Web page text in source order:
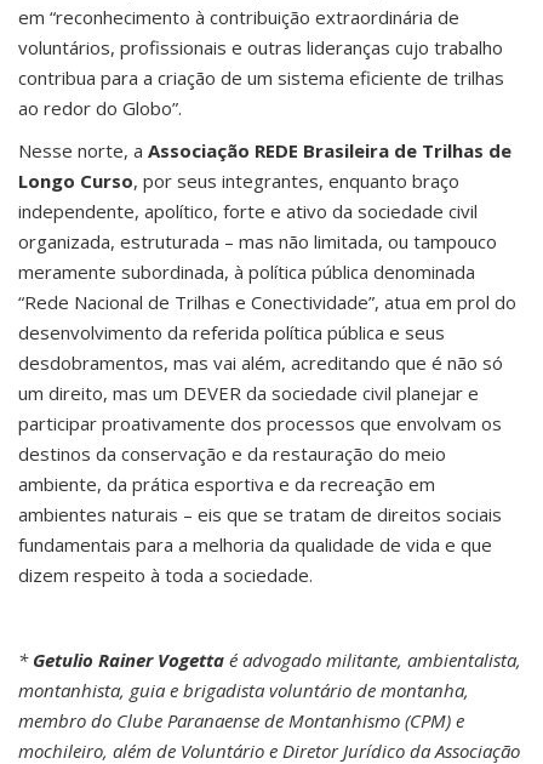
em “reconhecimento à contribuição extraordinária de
voluntários, profissionais e outras lideranças cujo trabalho
contribua para a criação de um sistema eficiente de trilhas
ao redor do Globo”.
Nesse norte, a Associação REDE Brasileira de Trilhas de
Longo Curso, por seus integrantes, enquanto braço
independente, apolítico, forte e ativo da sociedade civil
organizada, estruturada – mas não limitada, ou tampouco
meramente subordinada, à política pública denominada
“Rede Nacional de Trilhas e Conectividade”, atua em prol do
desenvolvimento da referida política pública e seus
desdobramentos, mas vai além, acreditando que é não só
um direito, mas um DEVER da sociedade civil planejar e
participar proativamente dos processos que envolvam os
destinos da conservação e da restauração do meio
ambiente, da prática esportiva e da recreação em
ambientes naturais – eis que se tratam de direitos sociais
fundamentais para a melhoria da qualidade de vida e que
dizem respeito à toda a sociedade.
* Getulio Rainer Vogetta é advogado militante, ambientalista,
montanhista, guia e brigadista voluntário de montanha,
membro do Clube Paranaense de Montanhismo (CPM) e
mochileiro, além de Voluntário e Diretor Jurídico da Associação